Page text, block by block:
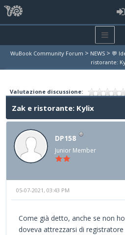
WuBook Community Forum > NEWS > 💬
ristorante:
Valutazione discussione:
Zak e ristorante: Kylix
DP158
Junior Member
05-07-2021, 03:43 PM
Come già detto, anche se non
doveva attrezzarsi di